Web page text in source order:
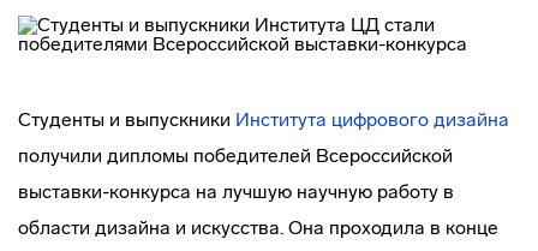
Студенты и выпускники Института цифрового дизайна
получили дипломы победителей Всероссийской
выставки-конкурса на лучшую научную работу в
области дизайна и искусства. Она проходила в конце